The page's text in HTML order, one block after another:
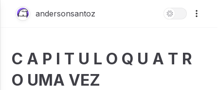
andersonsantoz
C A P I T U L O Q U A T R
O UMA VEZ